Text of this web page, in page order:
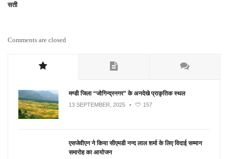
सती
Comments are closed
मण्डी जिला “जोगिन्द्रनगर” के अनदेखे प्राकृतिक स्थल
13 SEPTEMBER, 2025 • 157
एसजेवीएन ने किया सीएमडी नन्‍द लाल शर्मा के लिए विदाई सम्मान
समारोह का आयोजन